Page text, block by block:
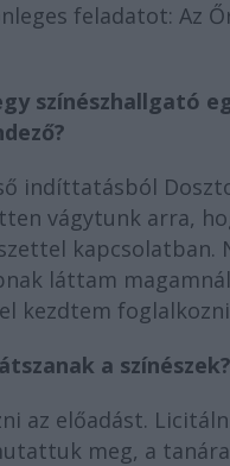
feladatot: Az
színészhallgató
indíttatásból
vágytunk arra,
kapcsolatban.
láttam
kezdtem
a színészek?
az előadást.
meg, a